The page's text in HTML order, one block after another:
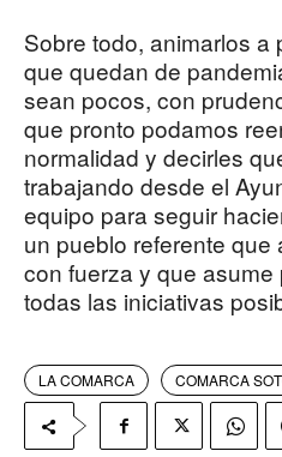
Sobre todo, animarlos a
que quedan de
sean pocos, con
que pronto podamos
normalidad y decirles
trabajando desde el
equipo para seguir
un pueblo referente
con fuerza y que
todas las iniciativas
LA COMARCA COMARCA